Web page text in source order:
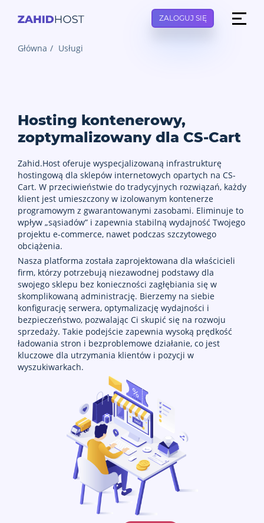
ZALOGUJ SIĘ
Główna Usługi
Hosting kontenerowy,
zoptymalizowany dla CS-Cart
Zahid.Host oferuje wyspecjalizowaną infrastrukturę
hostingową dla sklepów internetowych opartych na CS-
Cart. W przeciwieństwie do tradycyjnych rozwiązań, każdy
klient jest umieszczony w izolowanym kontenerze
programowym z gwarantowanymi zasobami. Eliminuje to
wpływ „sąsiadów” i zapewnia stabilną wydajność Twojego
projektu e-commerce, nawet podczas szczytowego
obciążenia.
Nasza platforma została zaprojektowana dla właścicieli
firm, którzy potrzebują niezawodnej podstawy dla
swojego sklepu bez konieczności zagłębiania się w
skomplikowaną administrację. Bierzemy na siebie
konfigurację serwera, optymalizację wydajności i
bezpieczeństwo, pozwalając Ci skupić się na rozwoju
sprzedaży. Takie podejście zapewnia wysoką prędkość
ładowania stron i bezproblemowe działanie, co jest
kluczowe dla utrzymania klientów i pozycji w
wyszukiwarkach.